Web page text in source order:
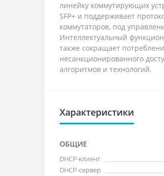
линейку коммутирующих
SFP+ и поддерживает
коммутаторов, под
Интеллектуальный
также сокращает
несанкционированного
алгоритмов и технологий.
Характеристики
ОБЩИЕ
DHCP-клиент
DHCP-сервер